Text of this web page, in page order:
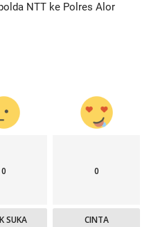
NTT ke Polres Alor
0
SUKA
0
CINTA